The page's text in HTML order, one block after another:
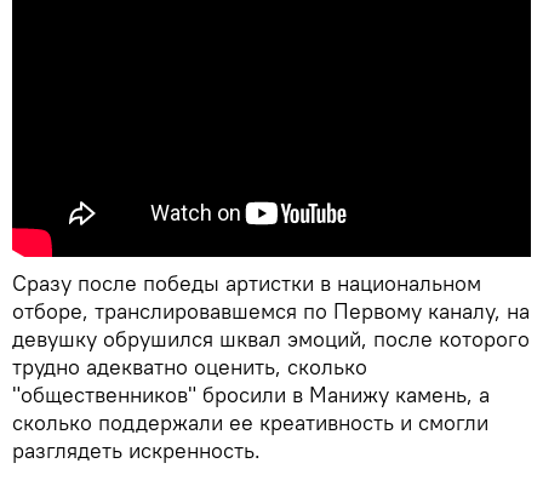
Сразу после победы артистки в национальном
отборе, транслировавшемся по Первому каналу, на
девушку обрушился шквал эмоций, после которого
трудно адекватно оценить, сколько
"общественников" бросили в Манижу камень, а
сколько поддержали ее креативность и смогли
разглядеть искренность.